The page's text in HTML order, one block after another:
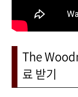
The
료 받기